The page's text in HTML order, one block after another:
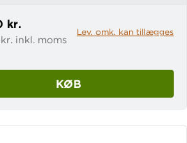
kr.
inkl. moms
Lev. omk. kan tillægges
KØB